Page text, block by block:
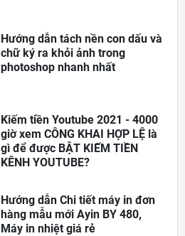
Hướng dẫn tách nền con dấu và
chữ ký ra khỏi ảnh trong
photoshop nhanh nhất
Kiếm tiền Youtube 2021 - 4000
giờ xem CÔNG KHAI HỢP LỆ là
gì để được BẬT KIẾM TIỀN
KÊNH YOUTUBE?
Hướng dẫn Chi tiết máy in đơn
hàng mẫu mới Ayin BY 480,
Máy in nhiệt giá rẻ